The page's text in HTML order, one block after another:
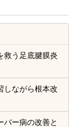
救う足底腱膜炎
しながら根本改
バー病の改善と